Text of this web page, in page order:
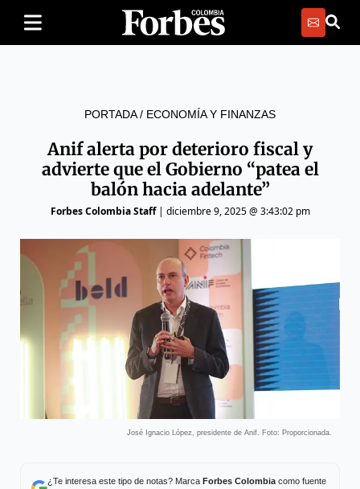
PORTADA/ ECONOMÍA Y FINANZAS
Anif alerta por deterioro fiscal y
advierte que el Gobierno “patea el
balón hacia adelante”
Forbes Colombia Staff| diciembre 9, 2025 @ 3:43:02 pm
José Ignacio López, presidente de Anif. Foto: Proporcionada.
¿Te interesa este tipo de notas? Marca Forbes Colombiacomo fuente